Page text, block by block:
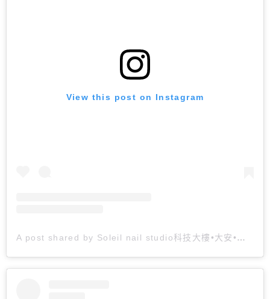
View this post on Instagram
A post shared by Soleil nail studio科技大樓•大安•美甲教學 (@soleil___nail)